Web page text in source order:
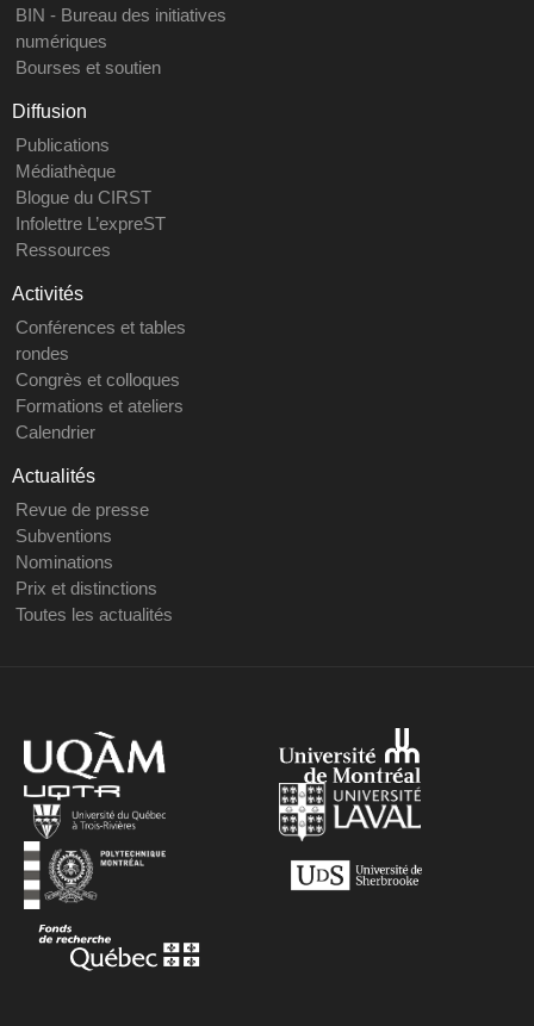
BIN - Bureau des initiatives
numériques
Bourses et soutien
Diffusion
Publications
Médiathèque
Blogue du CIRST
Infolettre L’expreST
Ressources
Activités
Conférences et tables
rondes
Congrès et colloques
Formations et ateliers
Calendrier
Actualités
Revue de presse
Subventions
Nominations
Prix et distinctions
Toutes les actualités